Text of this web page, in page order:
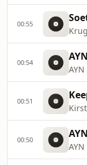
00:55
00:54
00:51
00:50